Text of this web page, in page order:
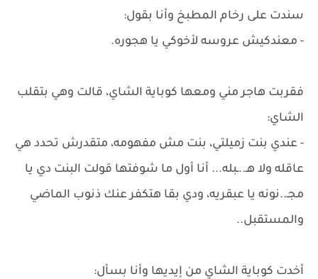
سندت على رخام المطبخ وأنا بقول:
- معندكيش عروسه لأخوكي يا هجوره.
فقربت هاجر مني ومعها كوباية الشاي، قالت وهي بتقلب
الشاي:
- عندي بنت زميلتي، بنت مش مفهومه، متقدرش تحدد هي
عاقله ولا هـ..ـبله... أنا أول ما شوفتها قولت البنت دي يا
مجـ..نونه يا عبقريه، ودي بقا هتكفر عنك ذنوب الماضي
والمستقبل..
أخدت كوباية الشاي من إيديها وأنا بسأل: